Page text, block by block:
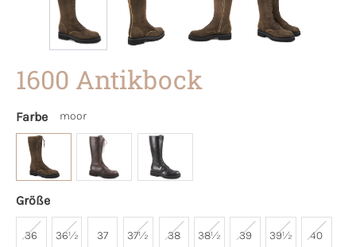
1600 Antikbock
Farbe moor
Größe
36 36½ 37 37½ 38 38½ 39 39½ 40